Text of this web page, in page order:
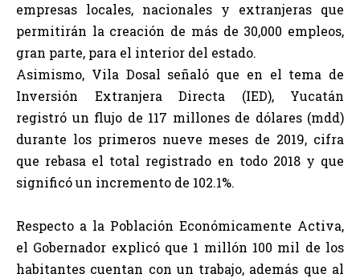
empresas locales, nacionales y extranjeras que
permitirán la creación de más de 30,000 empleos,
gran parte, para el interior del estado.
Asimismo, Vila Dosal señaló que en el tema de
Inversión Extranjera Directa (IED), Yucatán
registró un flujo de 117 millones de dólares (mdd)
durante los primeros nueve meses de 2019, cifra
que rebasa el total registrado en todo 2018 y que
significó un incremento de 102.1%.
Respecto a la Población Económicamente Activa,
el Gobernador explicó que 1 millón 100 mil de los
habitantes cuentan con un trabajo, además que al